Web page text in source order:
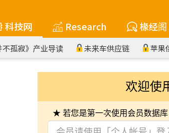
科技网 Research 椽经阁
不孤寂》产业导读 未来车供应链 苹果
欢迎使
★ 若您是第一次使用会员数据